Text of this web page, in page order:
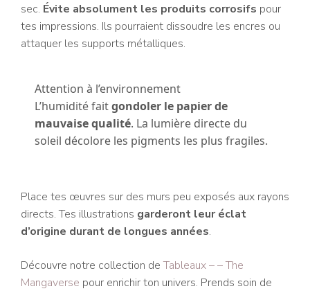
sec. Évite absolument les produits corrosifs pour
tes impressions. Ils pourraient dissoudre les encres ou
attaquer les supports métalliques.
Attention à l’environnement
L’humidité faitgondoler le papier de
mauvaise qualité. La lumière directe du
soleil décolore les pigments les plus fragiles.
Place tes œuvres sur des murs peu exposés aux rayons
directs. Tes illustrations garderont leur éclat
d’origine durant de longues années.
Découvre notre collection de Tableaux – – The
Mangaverse pour enrichir ton univers. Prends soin de